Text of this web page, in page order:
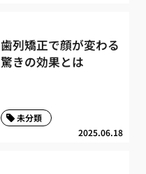
歯列矯正で顔が変わる
驚きの効果とは
2025.06.18
未分類